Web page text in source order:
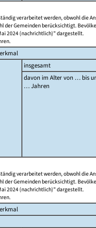
verarbeitet werden, obwohl die
Gemeinden berücksichtigt.
2024 (nachrichtlich)" dargestellt.
insgesamt
davon im Alter von … bis
… Jahren
verarbeitet werden, obwohl die
Gemeinden berücksichtigt.
2024 (nachrichtlich)" dargestellt.